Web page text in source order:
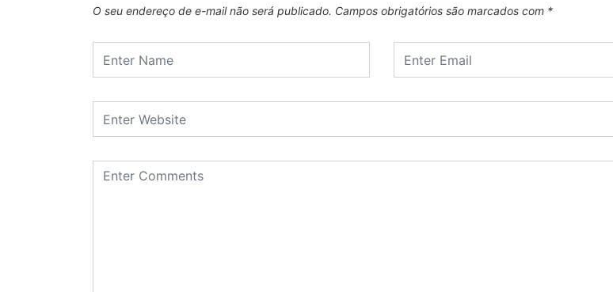
O seu endereço de e-mail não será publicado. Campos obrigatórios são marcados com *